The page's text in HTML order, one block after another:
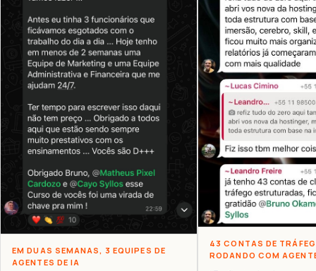
EM DUAS SEMANAS, 3 EQUIPES DE
AGENTES DE IA
43 CONTAS DE
RODANDO COM